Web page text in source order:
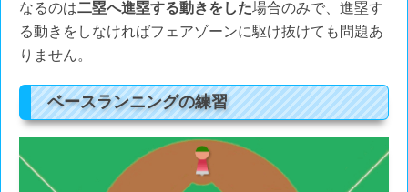
なるのは二塁へ進塁する動きをした場合のみで、進塁す
る動きをしなければフェアゾーンに駆け抜けても問題あ
りません。
ベースランニングの練習